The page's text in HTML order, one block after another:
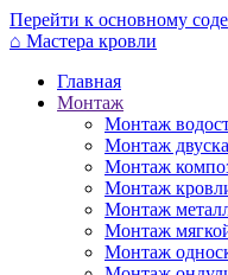
Перейти к основному
⌂ Мастера кровли
Главная
Монтаж
Монтаж
Монтаж
Монтаж
Монтаж
Монтаж
Монтаж
Монтаж